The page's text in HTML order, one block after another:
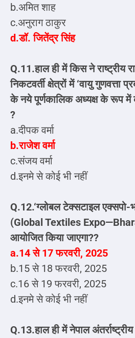
b.अमित शाह
c.अनुराग ठाकुर
d.डॉ. जितेंद्र सिंह
Q.11.हाल ही में किस ने राष्ट्रीय
निकटवर्ती क्षेत्रों में ‘वायु
के नये पूर्णकालिक अध्यक्ष के रूप में
?
a.दीपक वर्मा
b.राजेश वर्मा
c.संजय वर्मा
d.इनमे से कोई भी नहीं
Q.12.‘ग्लोबल टेक्सटाइल एक्सपो-
(Global Textiles
आयोजित किया जाएगा??
a.14 से 17 फरवरी, 2025
b.15 से 18 फरवरी, 2025
c.16 से 19 फरवरी, 2025
d.इनमे से कोई भी नहीं
Q.13.हाल ही में नेपाल